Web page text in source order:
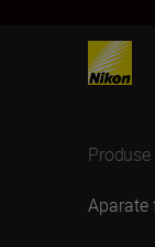
Produse
Aparate